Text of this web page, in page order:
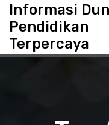
t
Informasi
Pendidikan
Terpercaya